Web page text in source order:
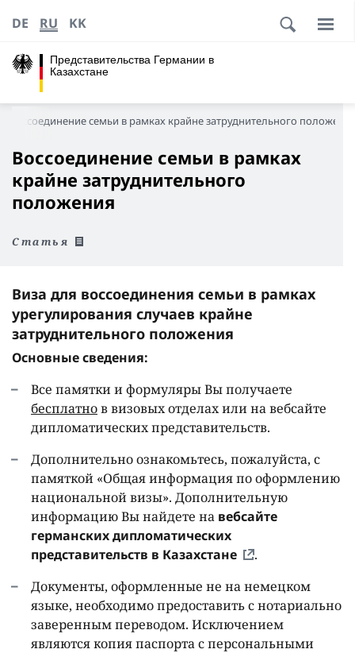
Представительства Германии в
Казахстане
DE RU KK
Воссоединение семьи в рамках крайне затруднительного
Воссоединение семьи в рамках
крайне затруднительного
положения
Статья
Виза для воссоединения семьи в рамках
урегулирования случаев крайне
затруднительного положения
Основные сведения:
Все памятки и формуляры Вы получаете
бесплатнов визовых отделах или на вебсайте
дипломатических представительств.
Дополнительно ознакомьтесь, пожалуйста, с
памяткой «Общая информация по оформлению
национальной визы». Дополнительную
информацию Вы найдете на вебсайте
германских дипломатических
представительств в Казахстане
.
Документы, оформленные не на немецком
языке, необходимо предоставить с нотариально
заверенным переводом. Исключением
являются копия паспорта с персональными